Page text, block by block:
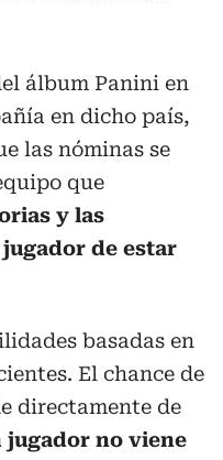
álbum Panini en
en dicho país,
las nóminas se
que
y las
de estar
basadas en
El chance de
directamente de
jugador no viene